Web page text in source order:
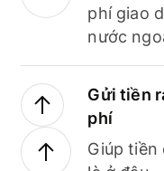
phí giao
nước
Gửi tiền
phí
Giúp tiền